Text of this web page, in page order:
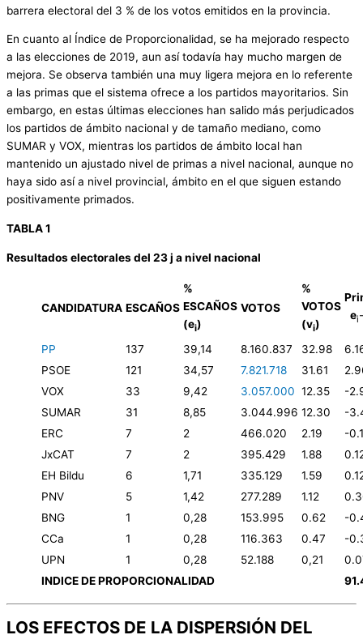
barrera electoral del 3 % de los votos emitidos en la provincia.
En cuanto al Índice de Proporcionalidad, se ha mejorado respecto
a las elecciones de 2019, aun así todavía hay mucho margen de
mejora. Se observa también una muy ligera mejora en lo referente
a las primas que el sistema ofrece a los partidos mayoritarios. Sin
embargo, en estas últimas elecciones han salido más perjudicados
los partidos de ámbito nacional y de tamaño mediano, como
SUMAR y VOX, mientras los partidos de ámbito local han
mantenido un ajustado nivel de primas a nivel nacional, aunque no
haya sido así a nivel provincial, ámbito en el que siguen estando
positivamente primados.
TABLA 1
Resultados electorales del 23 j a nivel nacional
CANDIDATURA ESCAÑOS
%
ESCAÑOS
(ei)
VOTOS
%
VOTOS
(vi)
ei
PP 137 39,14 8.160.837 32.98
PSOE
121 34,57 7.821.718 31.61
VOX
33 9,42 3.057.000 12.35
-
SUMAR
31 8,85 3.044.996 12.30
-
ERC
7 2 466.020 2.19
-
JxCAT
7 2 395.429 1.88
EH Bildu
6 1,71 335.129 1.59
PNV
5 1,42 277.289 1.12
BNG
1 0,28 153.995 0.62
-
CCa
1 0,28 116.363 0.47
-
UPN
1 0,28 52.188 0,21
INDICE DE PROPORCIONALIDAD
LOS EFECTOS DE LA DISPERSIÓN DEL